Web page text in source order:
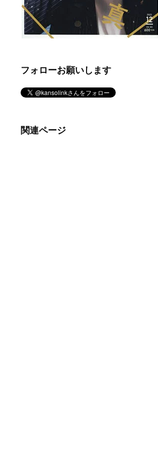
フォローお願いします
関連ページ